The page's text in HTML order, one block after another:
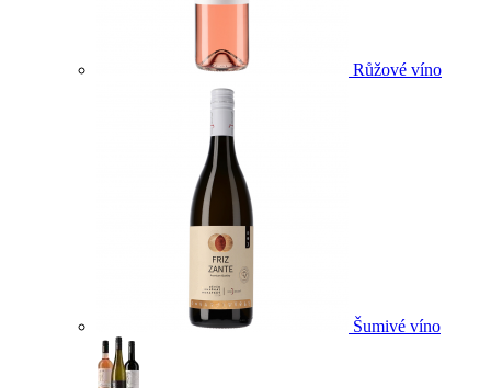
Růžové víno
Šumivé víno